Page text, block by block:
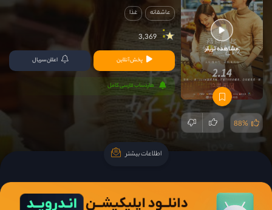
مشاهده تریلر
88%
عاشقانه غذا
3,369
پخش آنلاین اعلان سریال
هاردساب فارسی کامل
اطلاعات بیشتر